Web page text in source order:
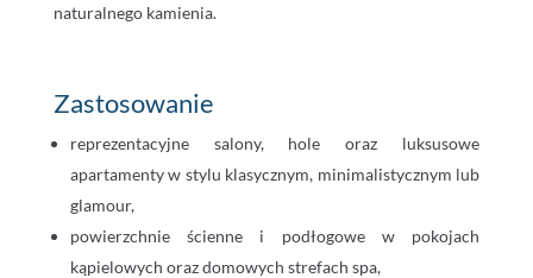
naturalnego kamienia.
Zastosowanie
reprezentacyjne salony, hole oraz luksusowe
apartamenty w stylu klasycznym, minimalistycznym lub
glamour,
powierzchnie ścienne i podłogowe w pokojach
kąpielowych oraz domowych strefach spa,